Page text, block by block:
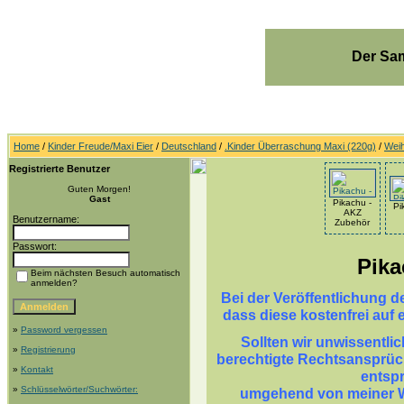
Der
Home / Kinder Freude/Maxi Eier / Deutschland / .Kinder Überraschung Maxi (220g) /
Registrierte Benutzer
Guten Morgen!
Gast
Benutzername:
Passwort:
Beim nächsten Besuch automatisch
anmelden?
» Password vergessen
» Registrierung
» Kontakt
» Schlüsselwörter/Suchwörter:
Pikachu -
AKZ
Zubehör
Bei der Veröffentlichung
dass diese kostenfrei auf
Sollten wir
berechtigte
umgehend von meiner